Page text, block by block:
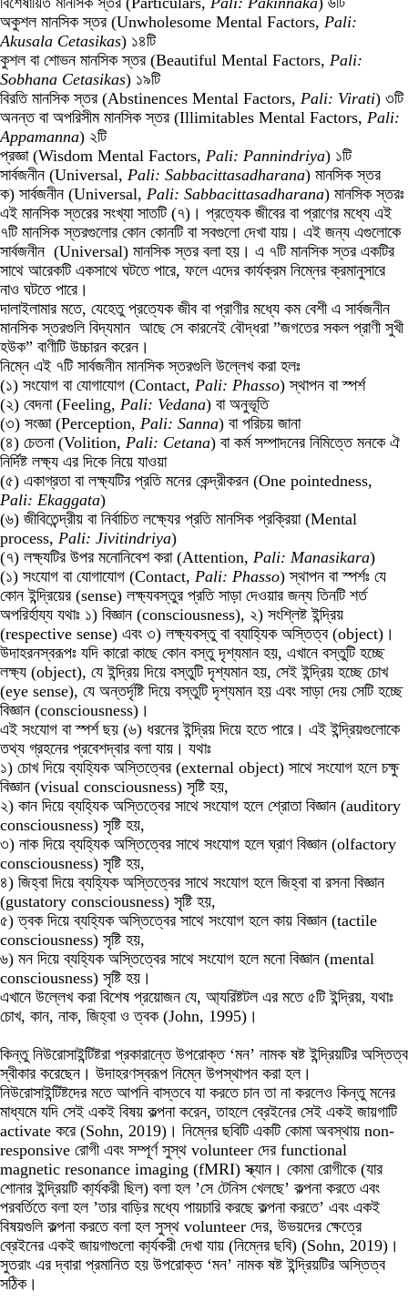
অকুশল মানসিক স্তর (Unwholesome Mental Factors, Pali:
Akusala Cetasikas) ১৪টি
কুশল বা শোভন মানসিক স্তর (Beautiful Mental Factors, Pali:
Sobhana Cetasikas) ১৯টি
বিরতি মানসিক স্তর (Abstinences Mental Factors, Pali: Virati) ৩টি
অনন্ত বা অপরিসীম মানসিক স্তর (Illimitables Mental Factors, Pali:
Appamanna) ২টি
প্রজ্ঞা (Wisdom Mental Factors, Pali: Pannindriya) ১টি
সার্বজনীন (Universal, Pali: Sabbacittasadharana) মানসিক স্তর
ক) সার্বজনীন (Universal, Pali: Sabbacittasadharana) মানসিক স্তরঃ
এই মানসিক স্তরের সংখ্যা সাতটি (৭)। প্রত্যেক জীবের বা প্রাণের মধ্যে এই
৭টি মানসিক স্তরগুলোর কোন কোনটি বা সবগুলো দেখা যায়। এই জন্য এগুলোকে
সার্বজনীন (Universal) মানসিক স্তর বলা হয়। এ ৭টি মানসিক স্তর একটির
সাথে আরেকটি একসাথে ঘটতে পারে, ফলে এদের কার্যক্রম নিম্নের ক্রমানুসারে
নাও ঘটতে পারে।
দালাইলামার মতে, যেহেতু প্রত্যেক জীব বা প্রাণীর মধ্যে কম বেশী এ সার্বজনীন
মানসিক স্তরগুলি বিদ্যমান আছে সে কারনেই বৌদ্ধরা ”জগতের সকল প্রাণী সুখী
হউক” বাণীটি উচ্চারন করেন।
নিম্নে এই ৭টি সার্বজনীন মানসিক স্তরগুলি উল্লেখ করা হলঃ
(১) সংযোগ বা যোগাযোগ (Contact, Pali: Phasso) স্থাপন বা স্পর্শ
(২) বেদনা (Feeling, Pali: Vedana) বা অনুভূতি
(৩) সংজ্ঞা (Perception, Pali: Sanna) বা পরিচয় জানা
(৪) চেতনা (Volition, Pali: Cetana) বা কর্ম সম্পাদনের নিমিত্তে মনকে ঐ
নির্দিষ্ট লক্ষ্য এর দিকে নিয়ে যাওয়া
(৫) একাগ্রতা বা লক্ষ্যটির প্রতি মনের কেন্দ্রীকরন (One pointedness,
Pali: Ekaggata)
(৬) জীবিতেন্দ্রীয় বা নির্বাচিত লক্ষ্যের প্রতি মানসিক প্রক্রিয়া (Mental
process, Pali: Jivitindriya)
(৭) লক্ষ্যটির উপর মনোনিবেশ করা (Attention, Pali: Manasikara)
(১) সংযোগ বা যোগাযোগ (Contact, Pali: Phasso) স্থাপন বা স্পর্শঃ যে
কোন ইন্দ্রিয়ের (sense) লক্ষ্যবস্তুর প্রতি সাড়া দেওয়ার জন্য তিনটি শর্ত
অপরির্হায্য যথাঃ ১) বিজ্ঞান (consciousness), ২) সংশ্লিষ্ট ইন্দ্রিয়
(respective sense) এবং ৩) লক্ষ্যবস্তু বা ব্যাহ্যিক অস্তিত্ব (object)।
উদাহরনস্বরূপঃ যদি কারো কাছে কোন বস্তু দৃশ্যমান হয়, এখানে বস্তুটি হচ্ছে
লক্ষ্য (object), যে ইন্দ্রিয় দিয়ে বস্তুটি দৃশ্যমান হয়, সেই ইন্দ্রিয় হচ্ছে চোখ
(eye sense), যে অন্তর্দৃষ্টি দিয়ে বস্তুটি দৃশ্যমান হয় এবং সাড়া দেয় সেটি হচ্ছে
বিজ্ঞান (consciousness)।
এই সংযোগ বা স্পর্শ ছয় (৬) ধরনের ইন্দ্রিয় দিয়ে হতে পারে। এই ইন্দ্রিয়গুলোকে
তথ্য গ্রহনের প্রবেশদ্বার বলা যায়। যথাঃ
১) চোখ দিয়ে ব্যহ্যিক অস্তিত্বের (external object) সাথে সংযোগ হলে চক্ষু
বিজ্ঞান (visual consciousness) সৃষ্টি হয়,
২) কান দিয়ে ব্যহ্যিক অস্তিত্বের সাথে সংযোগ হলে শ্রোতা বিজ্ঞান (auditory
consciousness) সৃষ্টি হয়,
৩) নাক দিয়ে ব্যহ্যিক অস্তিত্বের সাথে সংযোগ হলে ঘ্রাণ বিজ্ঞান (olfactory
consciousness) সৃষ্টি হয়,
৪) জিহ্বা দিয়ে ব্যহ্যিক অস্তিত্বের সাথে সংযোগ হলে জিহ্বা বা রসনা বিজ্ঞান
(gustatory consciousness) সৃষ্টি হয়,
৫) ত্বক দিয়ে ব্যহ্যিক অস্তিত্বের সাথে সংযোগ হলে কায় বিজ্ঞান (tactile
consciousness) সৃষ্টি হয়,
৬) মন দিয়ে ব্যহ্যিক অস্তিত্বের সাথে সংযোগ হলে মনো বিজ্ঞান (mental
consciousness) সৃষ্টি হয়।
এখানে উল্লেখ করা বিশেষ প্রয়োজন যে, আ্যরিষ্টটল এর মতে ৫টি ইন্দ্রিয়, যথাঃ
চোখ, কান, নাক, জিহ্বা ও ত্বক (John, 1995)।
কিন্তু নিউরোসাইন্টিষ্টরা প্রকারান্তে উপরোক্ত ‘মন’ নামক ষষ্ট ইন্দ্রিয়টির অস্তিত্ব
স্বীকার করেছেন। উদাহরণস্বরূপ নিম্নে উপস্থাপন করা হল।
নিউরোসাইন্টিষ্টদের মতে আপনি বাস্তবে যা করতে চান তা না করলেও কিন্তু মনের
মাধ্যমে যদি সেই একই বিষয় কল্পনা করেন, তাহলে ব্রেইনের সেই একই জায়গাটি
activate করে (Sohn, 2019)। নিম্নের ছবিটি একটি কোমা অবস্থায় non-
responsive রোগী এবং সম্পূর্ণ সুস্থ volunteer দের functional
magnetic resonance imaging (fMRI) স্ক্যান। কোমা রোগীকে (যার
শোনার ইন্দ্রিয়টি কা্র্যকরী ছিল) বলা হল ’সে টেনিস খেলছে’ কল্পনা করতে এবং
পরবর্তিতে বলা হল ’তার বাড়ির মধ্যে পায়চারি করছে কল্পনা করতে’ এবং একই
বিষয়গুলি কল্পনা করতে বলা হল সুস্থ volunteer দের, উভয়দের ক্ষেত্রে
ব্রেইনের একই জায়গাগুলো কা্র্যকরী দেখা যায় (নিম্নের ছবি) (Sohn, 2019)।
সুতরাং এর দ্বারা প্রমানিত হয় উপরোক্ত ‘মন’ নামক ষষ্ট ইন্দ্রিয়টির অস্তিত্ব
সঠিক।